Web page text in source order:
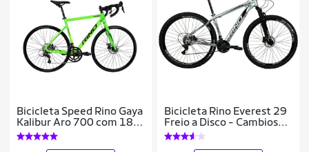
Bicicleta Speed Rino Gaya
Kalibur Aro 700 com 18
Marchas – Freio a Disco –
Cubo Cassete
Bicicleta Rino Everest 29
Freio a Disco - Cambios
Shimano 24v